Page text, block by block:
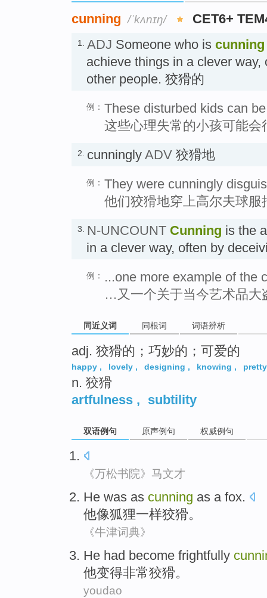
cunning /ˈkʌnɪŋ/ CET6+
1. ADJ Someone who is cunning
achieve things in a clever way,
other people. 狡猾的
例： These disturbed kids can
这些心理失常的小孩可能会
2. cunningly ADV 狡猾地
例： They were cunningly
他们狡猾地穿上高尔夫球服
3. N-UNCOUNT Cunning is the
in a clever way, often by
例：
...one more example of the
…又一个关于当今艺术品大
同近义词 同根词 词语辨析
adj. 狡猾的；巧妙的；可爱的
happy , lovely , designing , knowing , pretty
n. 狡猾
artfulness , subtility
双语例句 原声例句 权威例句
《万松书院》马文才
He was as cunning as a fox.
他像狐狸一样狡猾。
《牛津词典》
He had become frightfully
他变得非常狡猾。
youdao